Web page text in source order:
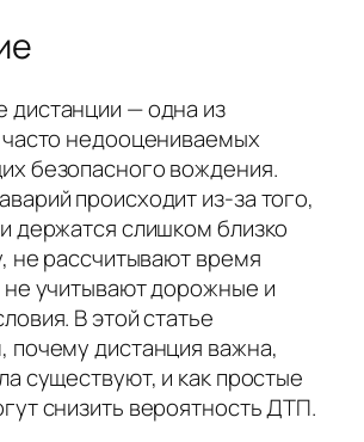
— одна из
недооцениваемых
безопасного вождения.
происходит из‑за того,
держатся слишком близко
не рассчитывают время
не учитывают дорожные и
В этой статье
почему дистанция важна,
существуют, и как простые
снизить вероятность ДТП.